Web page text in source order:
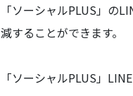
「ソーシャルPLUS」の
減することができます。
「ソーシャルPLUS」